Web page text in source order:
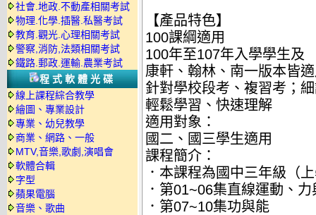
社會.地政.不動產相關考試
物理.化學.插醫.私醫考試
教育.觀光.心理相關考試
警察,消防,法類相關考試
鐵路.郵政.運輸.農業考試
程式軟體光碟
線上課程綜合教學
繪圖、專業設計
專業、幼兒教學
商業、網路、一般
MTV,音樂,歌劇,演唱會
軟體合輯
字型
蘋果電腦
音樂、歌曲
【產品特色】
100課綱適用
100年至107年入學學生及
康軒、翰林、南一版本皆
針對學校段考、複習考；
輕鬆學習、快速理解
適用對象：
國二、國三學生適用
課程簡介：
．本課程為國中三年級（
．第01~06集直線運動、
．第07~10集功與能